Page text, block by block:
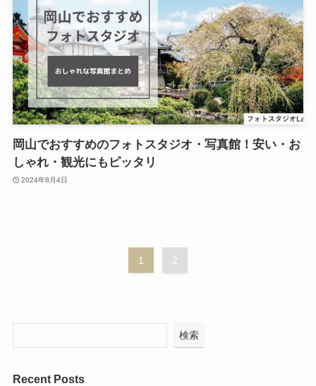
岡山でおすすめのフォトスタジオ・写真館！安い・お
しゃれ・観光にもピッタリ
2024年8月4日
1 2
検索
Recent Posts